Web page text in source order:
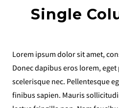
Single
Lorem ipsum dolor sit amet,
Donec dapibus eros lorem,
scelerisque nec. Pellentesque
finibus sapien. Mauris